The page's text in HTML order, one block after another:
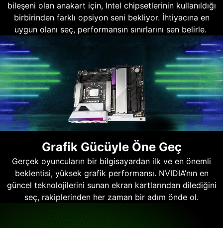
bileşeni olan anakart için, Intel chipsetlerinin kullanıldığı
birbirinden farklı opsiyon seni bekliyor. İhtiyacına en
uygun olanı seç, performansın sınırlarını sen belirle.
Grafik Gücüyle Öne Geç
Gerçek oyuncuların bir bilgisayardan ilk ve en önemli
beklentisi, yüksek grafik performansı. NVIDIA’nın en
güncel teknolojilerini sunan ekran kartlarından dilediğini
seç, rakiplerinden her zaman bir adım önde ol.